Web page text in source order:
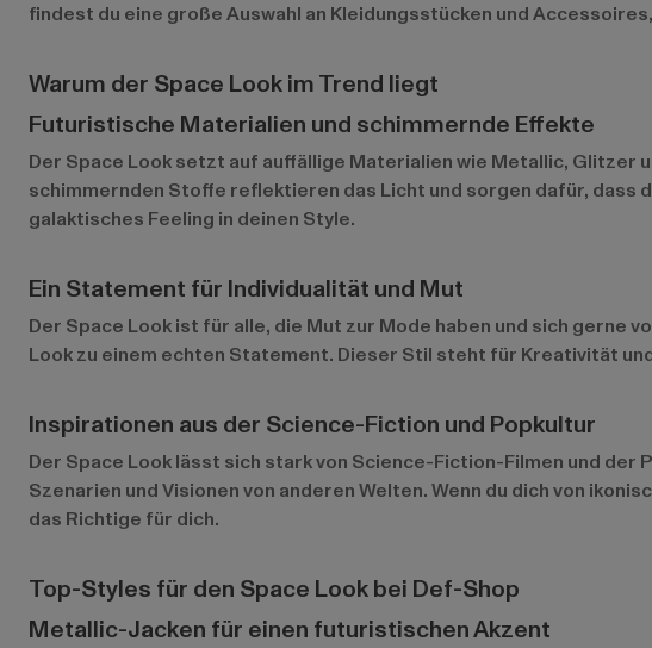
findest du eine große Auswahl an Kleidungsstücken und
Warum der Space Look im Trend liegt
Futuristische Materialien und schimmernde Effekte
Der Space Look setzt auf auffällige Materialien wie Metallic, Glitzer
schimmernden Stoffe reflektieren das Licht und sorgen dafür, dass
galaktisches Feeling in deinen Style.
Ein Statement für Individualität und Mut
Der Space Look ist für alle, die Mut zur Mode haben und sich gerne
Look zu einem echten Statement. Dieser Stil steht für Kreativität
Inspirationen aus der Science-Fiction und Popkultur
Der Space Look lässt sich stark von Science-Fiction-Filmen und
Szenarien und Visionen von anderen Welten. Wenn du dich von
das Richtige für dich.
Top-Styles für den Space Look bei Def-Shop
Metallic-Jacken für einen futuristischen Akzent